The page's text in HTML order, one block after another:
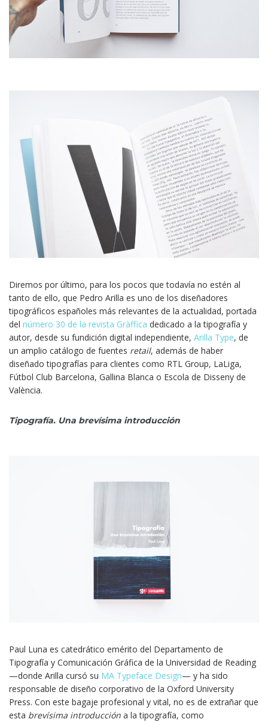
Diremos por último, para los pocos que todavía no estén al
tanto de ello, que Pedro Arilla es uno de los diseñadores
tipográficos españoles más relevantes de la actualidad, portada
del número 30 de la revista Gràffica dedicado a la tipografía y
autor, desde su fundición digital independiente, Arilla Type, de
un amplio catálogo de fuentes retail, además de haber
diseñado tipografías para clientes como RTL Group, LaLiga,
Fútbol Club Barcelona, Gallina Blanca o Escola de Disseny de
València.
Tipografía. Una brevísima introducción
Paul Luna es catedrático emérito del Departamento de
Tipografía y Comunicación Gráfica de la Universidad de Reading
—donde Arilla cursó su MA Typeface Design— y ha sido
responsable de diseño corporativo de la Oxford University
Press. Con este bagaje profesional y vital, no es de extrañar que
esta brevísima introducción a la tipografía, como